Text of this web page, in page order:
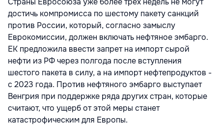
достичь компромисса по шестому пакету санкций
против России, который, согласно замыслу
Еврокомиссии, должен включать нефтяное эмбарго.
ЕК предложила ввести запрет на импорт сырой
нефти из РФ через полгода после вступления
шестого пакета в силу, а на импорт нефтепродуктов -
с 2023 года. Против нефтяного эмбарго выступает
Венгрия при поддержке ряда других стран, которые
считают, что ущерб от этой меры станет
катастрофическим для Европы.